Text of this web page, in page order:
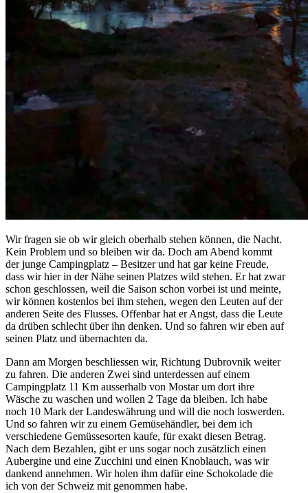
Wir fragen sie ob wir gleich oberhalb stehen können, die Nacht.
Kein Problem und so bleiben wir da. Doch am Abend kommt
der junge Campingplatz – Besitzer und hat gar keine Freude,
dass wir hier in der Nähe seinen Platzes wild stehen. Er hat zwar
schon geschlossen, weil die Saison schon vorbei ist und meinte,
wir können kostenlos bei ihm stehen, wegen den Leuten auf der
anderen Seite des Flusses. Offenbar hat er Angst, dass die Leute
da drüben schlecht über ihn denken. Und so fahren wir eben auf
seinen Platz und übernachten da.
Dann am Morgen beschliessen wir, Richtung Dubrovnik weiter
zu fahren. Die anderen Zwei sind unterdessen auf einem
Campingplatz 11 Km ausserhalb von Mostar um dort ihre
Wäsche zu waschen und wollen 2 Tage da bleiben. Ich habe
noch 10 Mark der Landeswährung und will die noch loswerden.
Und so fahren wir zu einem Gemüsehändler, bei dem ich
verschiedene Gemüssesorten kaufe, für exakt diesen Betrag.
Nach dem Bezahlen, gibt er uns sogar noch zusätzlich einen
Aubergine und eine Zucchini und einen Knoblauch, was wir
dankend annehmen. Wir holen ihm dafür eine Schokolade die
ich von der Schweiz mit genommen habe.